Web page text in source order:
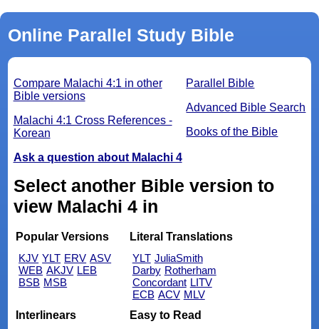
Online Parallel Study Bible
Parallel Bible
Advanced Bible Search
Books of the Bible
Compare Malachi 4:1 in other
Bible versions
Malachi 4:1 Cross References -
Korean
Ask a question about Malachi 4
Select another Bible version to
view Malachi 4 in
Popular Versions
KJV YLT ERV ASV
WEB AKJV LEB
BSB MSB
Literal Translations
YLT JuliaSmith
Darby Rotherham
Concordant LITV
ECB ACV MLV
Interlinears
Easy to Read